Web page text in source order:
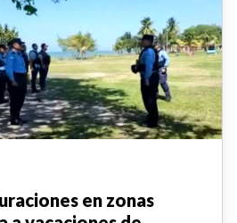
en zonas